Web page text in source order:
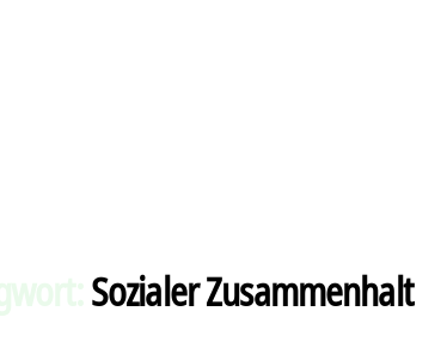
Sozialer Zusammenhalt